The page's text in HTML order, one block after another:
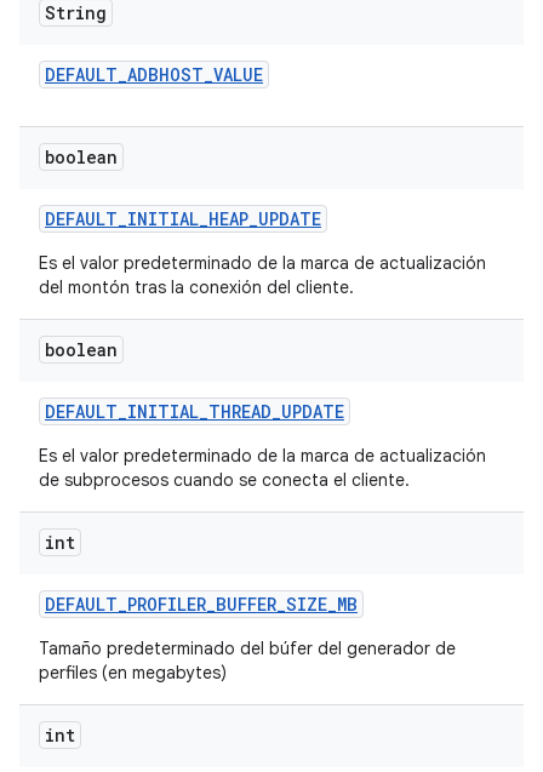
String
DEFAULT_ADBHOST_VALUE
boolean
DEFAULT_INITIAL_HEAP_UPDATE
Es el valor predeterminado de la marca de actualización
del montón tras la conexión del cliente.
boolean
DEFAULT_INITIAL_THREAD_UPDATE
Es el valor predeterminado de la marca de actualización
de subprocesos cuando se conecta el cliente.
int
DEFAULT_PROFILER_BUFFER_SIZE_MB
Tamaño predeterminado del búfer del generador de
perfiles (en megabytes)
int